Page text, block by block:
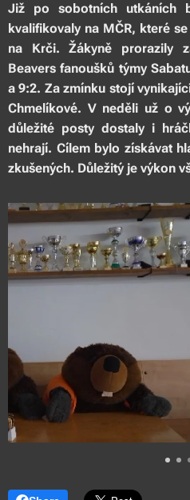
Již po sobotních utkáních
kvalifikovaly na MČR, které
na Krči. Žákyně prorazily
Beavers fanoušků týmy
a 9:2. Za zmínku stojí
Chmelíkové. V neděli už o
důležité posty dostaly i
nehrají. Cílem bylo získávat
zkušených. Důležitý je výkon